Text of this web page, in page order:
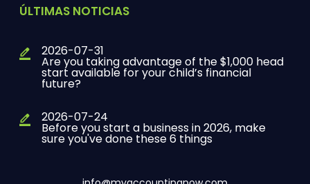
ÚLTIMAS NOTICIAS
2026-07-31
Are you taking advantage of the $1,000 head
start available for your child’s financial
future?
2026-07-24
Before you start a business in 2026, make
sure you've done these 6 things